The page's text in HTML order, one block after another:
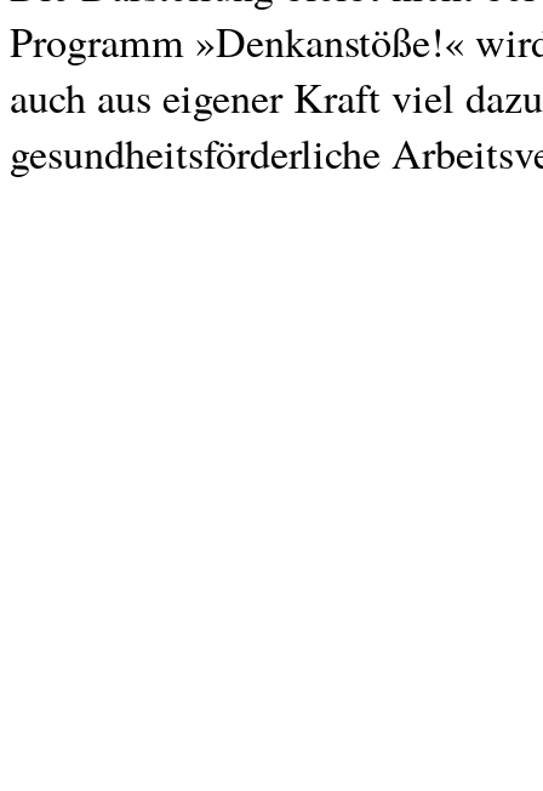
Programm »Denkanstöße!«
auch aus eigener Kraft viel
gesundheitsförderliche